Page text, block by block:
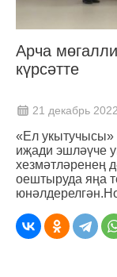
Арча
күрсәтте
21 декабрь 2022
«Ел укытучысы»
иҗади эшләүче
хезмәтләренең
оештыруда яңа